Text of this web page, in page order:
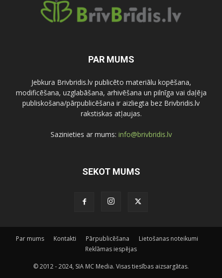
PAR MUMS
Jebkura Brivbridis.lv publicēto materiālu kopēšana,
modificēšana, uzglabāšana, arhivēšana un pilnīga vai daļēja
publiskošana/pārpublicēšana ir aizliegta bez Brivbridis.lv
rakstiskas atļaujas.
Sazinieties ar mums: info@brivbridis.lv
SEKOT MUMS
Par mums Kontakti Pārpublicēšana
Lietošanas noteikumi
Reklāmas iespējas
© 2012 - 2024, SIA MC Media. Visas tiesības aizsargātas.